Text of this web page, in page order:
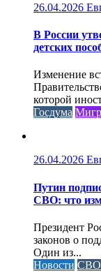
26.04.2026
В России
детских
Изменение
которой
Госдума
26.04.2026
Путин
СВО: что
Президент
законов о
Один из...
Новости СВО